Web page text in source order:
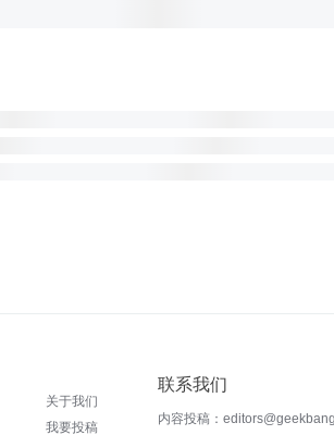
关于我们
我要投稿
联系我们
内容投稿：